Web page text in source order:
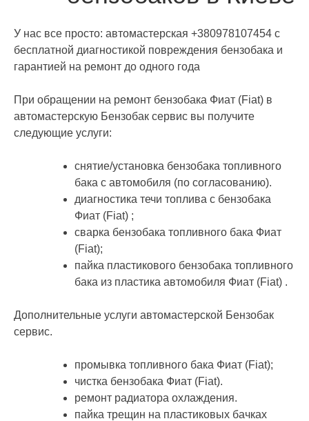
У нас все просто: автомастерская +380978107454 с
бесплатной диагностикой повреждения бензобака и
гарантией на ремонт до одного года
При обращении на ремонт бензобака Фиат (Fiat) в
автомастерскую Бензобак сервис вы получите
следующие услуги:
снятие/установка бензобака топливного
бака с автомобиля (по согласованию).
диагностика течи топлива с бензобака
Фиат (Fiat) ;
сварка бензобака топливного бака Фиат
(Fiat);
пайка пластикового бензобака топливного
бака из пластика автомобиля Фиат (Fiat) .
Дополнительные услуги автомастерской Бензобак
сервис.
промывка топливного бака Фиат (Fiat);
чистка бензобака Фиат (Fiat).
ремонт радиатора охлаждения.
пайка трещин на пластиковых бачках